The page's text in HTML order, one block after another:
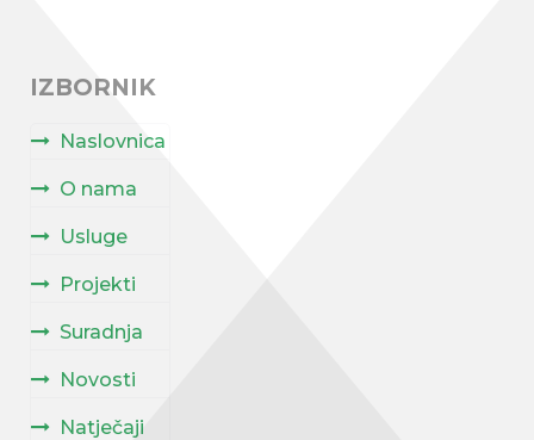
IZBORNIK
Naslovnica
O nama
Usluge
Projekti
Suradnja
Novosti
Natječaji